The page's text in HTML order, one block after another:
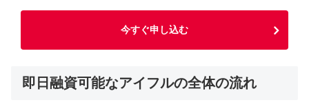
今すぐ申し込む
即日融資可能なアイフルの全体の流れ